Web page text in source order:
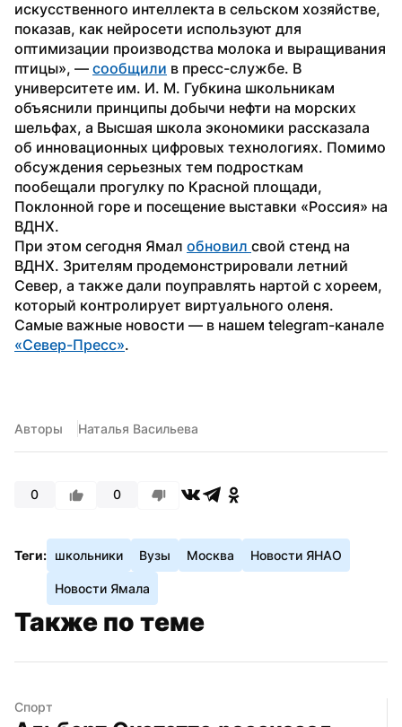
искусственного интеллекта в сельском хозяйстве,
показав, как нейросети используют для
оптимизации производства молока и выращивания
птицы», — сообщили в пресс-службе. В
университете им. И. М. Губкина школьникам
объяснили принципы добычи нефти на морских
шельфах, а Высшая школа экономики рассказала
об инновационных цифровых технологиях. Помимо
обсуждения серьезных тем подросткам
пообещали прогулку по Красной площади,
Поклонной горе и посещение выставки «Россия» на
ВДНХ.
При этом сегодня Ямал обновил свой стенд на
ВДНХ. Зрителям продемонстрировали летний
Север, а также дали поуправлять нартой с хореем,
который контролирует виртуального оленя.
«Север-Пресс».
Авторы Наталья Васильева
0 0
Теги: школьники Вузы Москва Новости ЯНАО
Новости Ямала
Также по теме
Спорт